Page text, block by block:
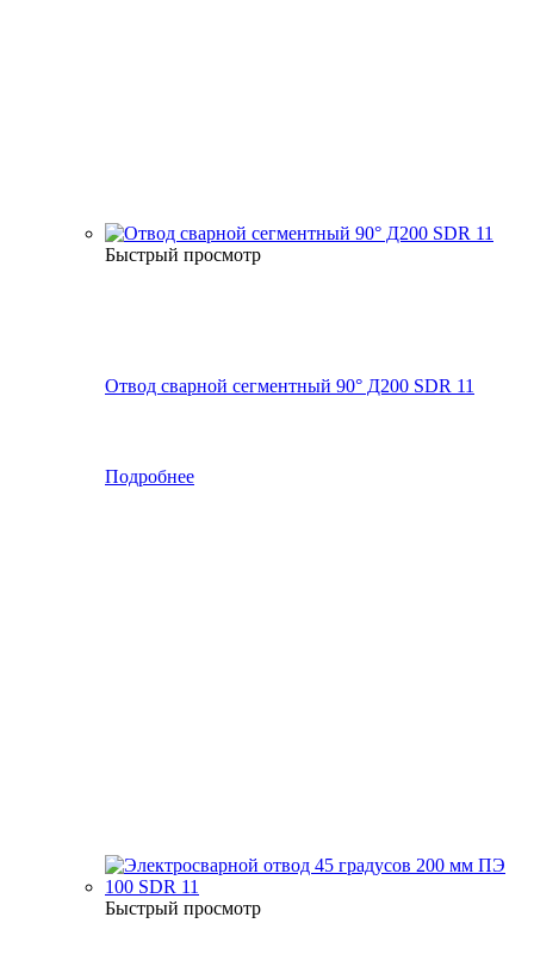
Быстрый просмотр
Отвод сварной сегментный 90° Д200 SDR 11
Подробнее
Быстрый просмотр